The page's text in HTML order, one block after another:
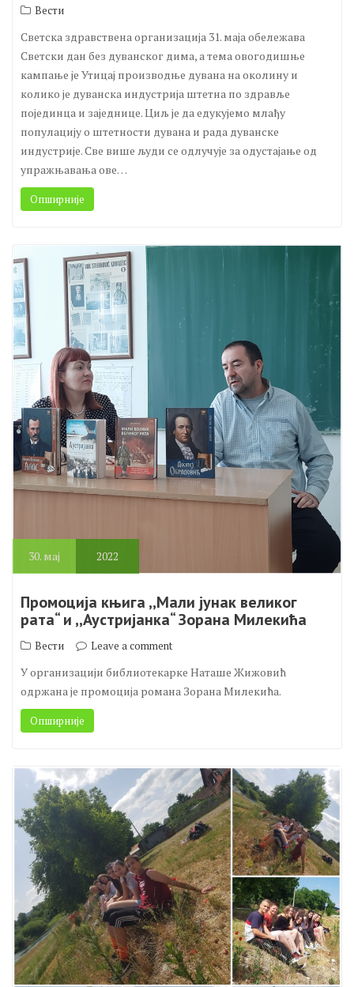
Вести
Светска здравствена организација 31. маја обележава
Светски дан без дуванског дима, а тема овогодишње
кампање је Утицај производње дувана на околину и
колико је дуванска индустрија штетна по здравље
појединца и заједнице. Циљ је да едукујемо млађу
популацију о штетности дувана и рада дуванске
индустрије. Све више људи се одлучује за одустајање од
упражњавања ове…
Опширније
30. мај 2022
Промоција књига ,,Мали јунак великог
рата“ и ,,Аустријанка“ Зорана Милекића
Вести Leave a comment
У организацији библиотекарке Наташе Жижовић
одржана је промоција романа Зорана Милекића.
Опширније